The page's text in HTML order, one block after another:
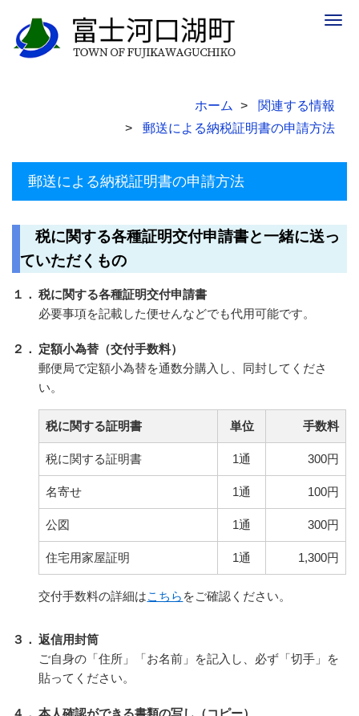
ホーム
関連する情報
郵送による納税証明書の申請方法
郵送による納税証明書の申請方法
税に関する各種証明交付申請書と一緒に送っ
ていただくもの
１． 税に関する各種証明交付申請書
必要事項を記載した便せんなどでも代用可能です。
２． 定額小為替（交付手数料）
郵便局で定額小為替を通数分購入し、同封してくださ
い。
税に関する証明書 単位 手数料
税に関する証明書 1通 300円
名寄せ 1通 100円
公図 1通 300円
住宅用家屋証明 1通 1,300円
交付手数料の詳細はこちら をご確認ください。
３． 返信用封筒
ご自身の「住所」「お名前」を記入し、必ず「切手」を
貼ってください。
４． 本人確認ができる書類の写し（コピー）